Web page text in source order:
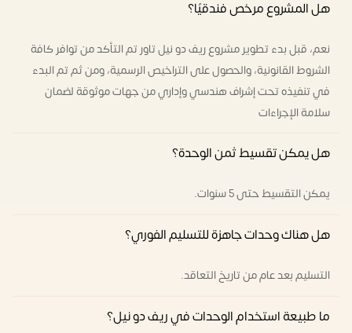
هل المشروع مرخص فندقيًا؟
نعم، قبل بدء تطوير مشروع ريف دو نيل تاور تم التأكد من توافر كافة
الشروط القانونية، والحصول على التراخيص الرسمية، ومن ثم تم البدء
في تنفيذه تحت إشراف هندسي وإداري من جهات موثوقة لضمان
سلامة الإجراءات
هل يمكن تقسيط ثمن الوحدة؟
يمكن التقسيط حتى 5 سنوات.
هل هناك وحدات جاهزة للتسليم الفوري؟
التسليم بعد عام من تاريخ التعاقد.
ما طبيعة استخدام الوحدات في ريف دو نيل؟